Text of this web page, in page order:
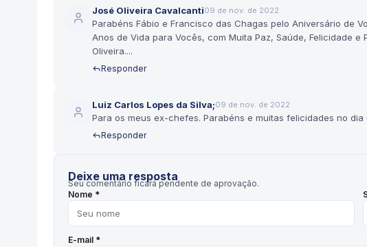
José Oliveira Cavalcanti09 de nov. de 2022
Parabéns Fábio e Francisco das Chagas pelo Aniversário de
Anos de Vida para Vocês, com Muita Paz, Saúde, Felicidade e
Oliveira....
Responder
Luiz Carlos Lopes da Silva;09 de nov. de 2022
Para os meus ex-chefes. Parabéns e muitas felicidades no
Responder
Deixe uma resposta
Seu comentário ficará pendente de aprovação.
Nome *
E-mail *